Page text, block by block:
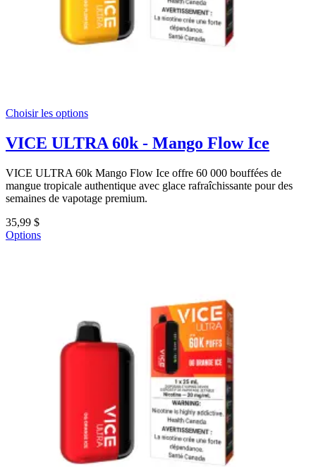
Choisir les options
VICE ULTRA 60k - Mango Flow Ice
VICE ULTRA 60k Mango Flow Ice offre 60 000 bouffées de
mangue tropicale authentique avec glace rafraîchissante pour des
semaines de vapotage premium.
35,99 $
Options